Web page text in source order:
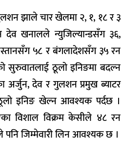
झाले चार खेलमा २, १, १८ र ३
खनालले न्युजिल्यान्डसँग ३६,
५८ र बंगलादेशसँग ३५ रन
सुरुवातलाई ठूलो इनिङमा बदल्न
देव र गुलशन प्रमुख ब्याटर
इनिङ खेल्न आवश्यक पर्दछ ।
विशाल विक्रम केसीले ४८ रन
पनि जिम्मेवारी लिन आवश्यक छ ।